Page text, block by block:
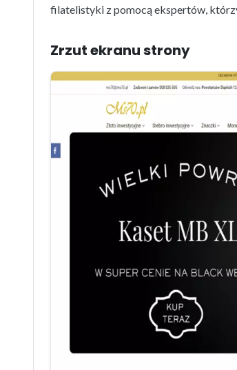
filatelistyki z pomocą ekspertów,
Zrzut ekranu strony